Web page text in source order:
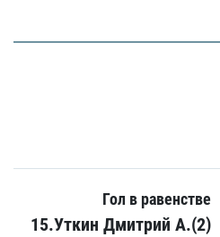
Гол в равенстве
15.Уткин Дмитрий А.(2)